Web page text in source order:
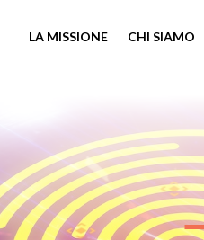
LA MISSIONE CHI SIAMO